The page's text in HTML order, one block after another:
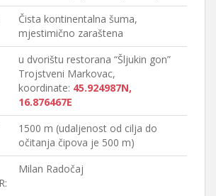
Čista kontinentalna šuma,
mjestimično zaraštena
u dvorištu restorana “Šljukin gon”
Trojstveni Markovac,
koordinate: 45.924987N,
16.876467E
1500 m (udaljenost od cilja do
očitanja čipova je 500 m)
Milan Radočaj